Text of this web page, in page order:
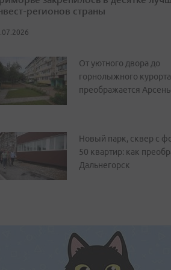
регионов страны
От уютного двора до
горнолыжного
преображается
Новый парк, сквер с
50 квартир: как
Дальнегорск